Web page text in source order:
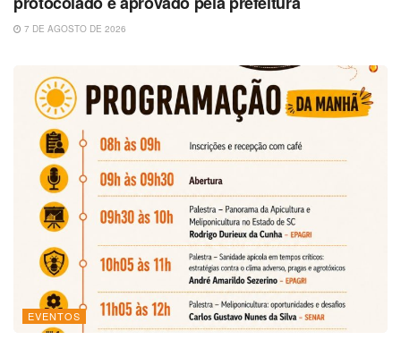
7 DE AGOSTO DE 2026
EVENTOS